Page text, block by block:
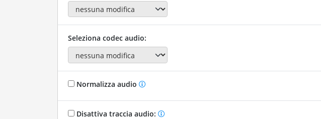
Seleziona codec audio:
Normalizza audio
Disattiva traccia audio: